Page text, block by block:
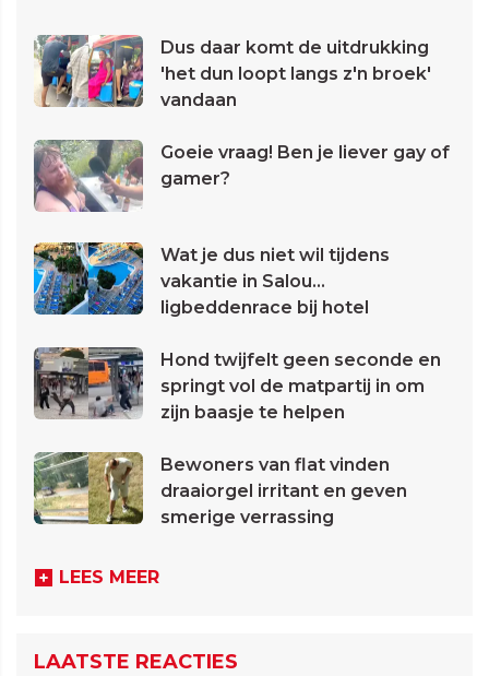
Dus daar komt de uitdrukking
'het dun loopt langs z'n broek'
vandaan
Goeie vraag! Ben je liever gay of
gamer?
Wat je dus niet wil tijdens
vakantie in Salou...
ligbeddenrace bij hotel
Hond twijfelt geen seconde en
springt vol de matpartij in om
zijn baasje te helpen
Bewoners van flat vinden
draaiorgel irritant en geven
smerige verrassing
LEES MEER
LAATSTE REACTIES